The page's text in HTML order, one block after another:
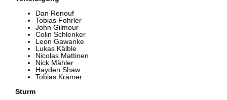
Dan Renouf
Tobias Fohrler
John Gilmour
Colin Schlenker
Leon Gawanke
Lukas Kälble
Nicolas Mattinen
Nick Mähler
Hayden Shaw
Tobias Krämer
Sturm